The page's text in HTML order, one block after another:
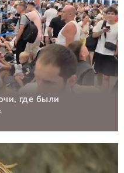
где были